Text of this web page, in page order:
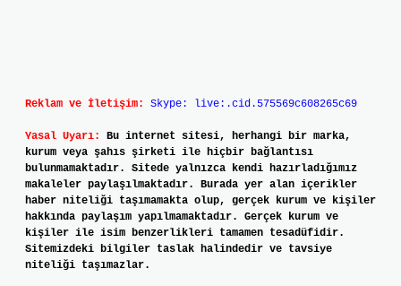
Reklam ve İletişim: Skype: live:.cid.575569c608265c69
Yasal Uyarı:
Bu internet sitesi, herhangi bir marka,
kurum veya şahıs şirketi ile hiçbir bağlantısı
bulunmamaktadır. Sitede yalnızca kendi hazırladığımız
makaleler paylaşılmaktadır. Burada yer alan içerikler
haber niteliği taşımamakta olup, gerçek kurum ve kişiler
hakkında paylaşım yapılmamaktadır. Gerçek kurum ve
kişiler ile isim benzerlikleri tamamen tesadüfidir.
Sitemizdeki bilgiler taslak halindedir ve tavsiye
niteliği taşımazlar.